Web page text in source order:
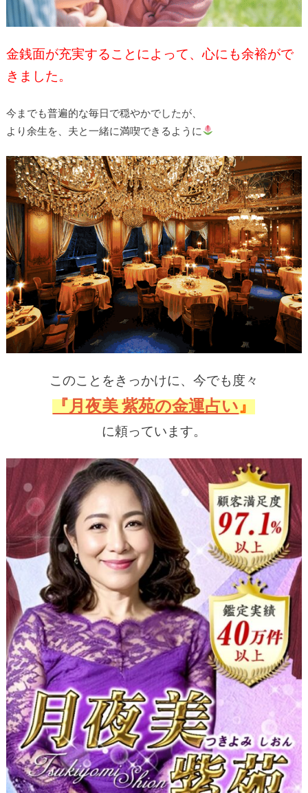
金銭面が充実することによって、心にも余裕がで
きました。
今までも普遍的な毎日で穏やかでしたが、
より余生を、夫と一緒に満喫できるように
このことをきっかけに、 今でも度々
『月夜美 紫苑の金運占い』
に頼っています。